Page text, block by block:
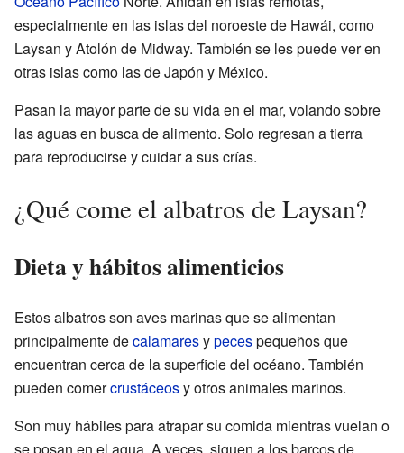
especialmente en las islas del noroeste de Hawái, como
Laysan y Atolón de Midway. También se les puede ver en
otras islas como las de Japón y México.
Pasan la mayor parte de su vida en el mar, volando sobre
las aguas en busca de alimento. Solo regresan a tierra
para reproducirse y cuidar a sus crías.
¿Qué come el albatros de Laysan?
Dieta y hábitos alimenticios
Estos albatros son aves marinas que se alimentan
principalmente decalamaresypecespequeños que
encuentran cerca de la superficie del océano. También
pueden comercrustáceosy otros animales marinos.
Son muy hábiles para atrapar su comida mientras vuelan o